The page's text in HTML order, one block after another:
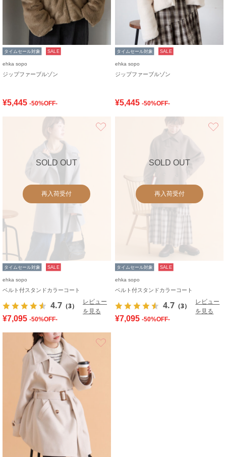
タイムセール対象 SALE
ehka sopo
ジップファーブルゾン
¥5,445 -50%OFF-
タイムセール対象 SALE
ehka sopo
ジップファーブルゾン
¥5,445 -50%OFF-
SOLD OUT
再入荷受付
タイムセール対象 SALE
ehka sopo
ベルト付スタンドカラーコート
4.7 （3）
レビュー
を見る
¥7,095 -50%OFF-
SOLD OUT
再入荷受付
タイムセール対象 SALE
ehka sopo
ベルト付スタンドカラーコート
4.7 （3）
レビュー
を見る
¥7,095 -50%OFF-